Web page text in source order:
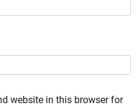
website in this browser for